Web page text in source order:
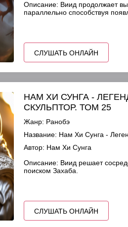
Описание: Виид продолжает
параллельно способствуя
СЛУШАТЬ ОНЛАЙН
НАМ ХИ СУНГА -
СКУЛЬПТОР. ТОМ 25
Жанр: Ранобэ
Название: Нам Хи Сунга -
Автор: Нам Хи Сунга
Описание: Виид решает
поиском Захаба.
СЛУШАТЬ ОНЛАЙН